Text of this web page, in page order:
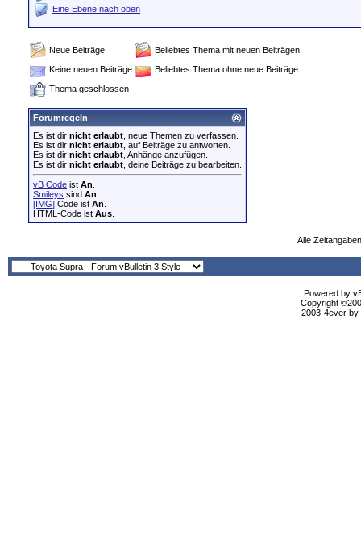
Eine Ebene nach oben
Neue Beiträge
Beliebtes Thema mit neuen Beiträgen
Keine neuen Beiträge
Beliebtes Thema ohne neue Beiträge
Thema geschlossen
Forumregeln
Es ist dir nicht erlaubt , neue Themen zu verfassen.
Es ist dir nicht erlaubt , auf Beiträge zu antworten.
Es ist dir nicht erlaubt , Anhänge anzufügen.
Es ist dir nicht erlaubt , deine Beiträge zu bearbeiten.
vB Code ist An
Smileys sind An
[IMG] Code ist An
HTML-Code ist Aus
Alle
Powered by
Copyright
2003-4ever by